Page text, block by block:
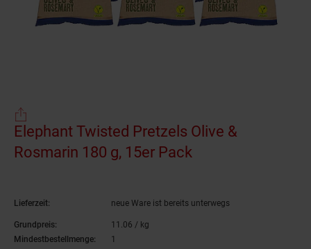
Elephant Twisted Pretzels Olive &
Rosmarin 180 g, 15er Pack
Lieferzeit: neue Ware ist bereits unterwegs
Grundpreis: 11.06 / kg
Mindestbestellmenge:
1